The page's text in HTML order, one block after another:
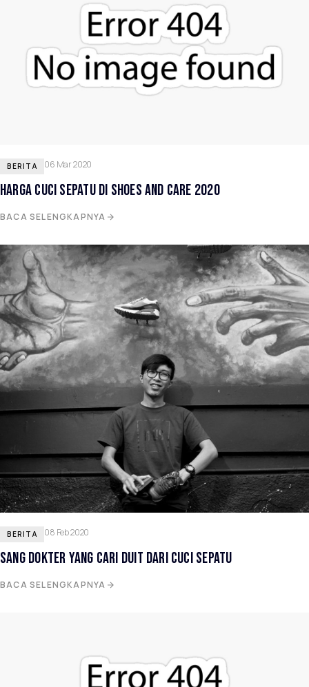
BERITA 06 Mar 2020
HARGA CUCI SEPATU DI SHOES AND CARE 2020
BACA SELENGKAPNYA
BERITA 08 Feb 2020
SANG DOKTER YANG CARI DUIT DARI CUCI SEPATU
BACA SELENGKAPNYA